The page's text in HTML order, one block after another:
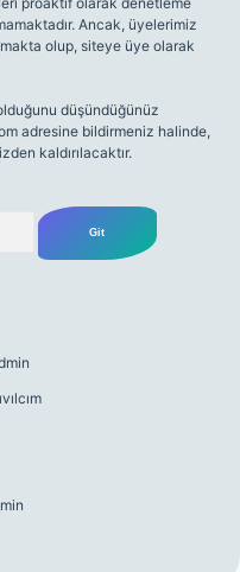
Ancak, üyelerimiz
olup, siteye üye olarak
düşündüğünüz
adresine bildirmeniz halinde,
kaldırılacaktır.